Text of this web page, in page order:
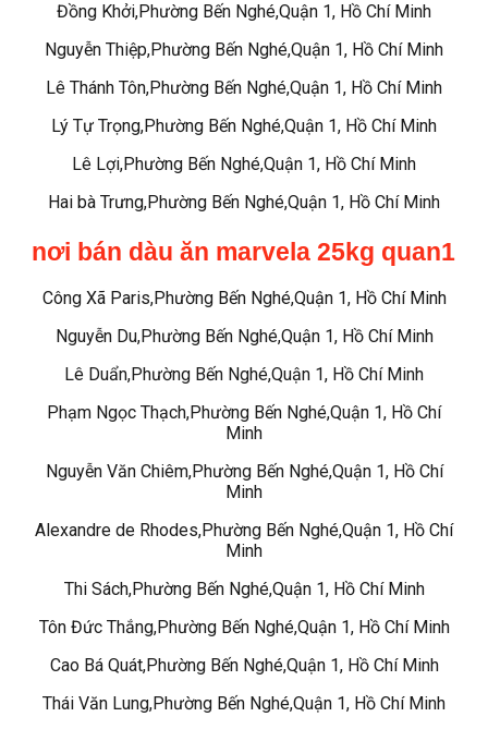
Đồng Khởi,Phường Bến Nghé,Quận 1, Hồ Chí Minh
Nguyễn Thiệp,Phường Bến Nghé,Quận 1, Hồ Chí Minh
Lê Thánh Tôn,Phường Bến Nghé,Quận 1, Hồ Chí Minh
Lý Tự Trọng,Phường Bến Nghé,Quận 1, Hồ Chí Minh
Lê Lợi,Phường Bến Nghé,Quận 1, Hồ Chí Minh
Hai bà Trưng,Phường Bến Nghé,Quận 1, Hồ Chí Minh
nơi bán dàu ăn marvela 25kg quan1
Công Xã Paris,Phường Bến Nghé,Quận 1, Hồ Chí Minh
Nguyễn Du,Phường Bến Nghé,Quận 1, Hồ Chí Minh
Lê Duẩn,Phường Bến Nghé,Quận 1, Hồ Chí Minh
Phạm Ngọc Thạch,Phường Bến Nghé,Quận 1, Hồ Chí
Minh
Nguyễn Văn Chiêm,Phường Bến Nghé,Quận 1, Hồ Chí
Minh
Alexandre de Rhodes,Phường Bến Nghé,Quận 1, Hồ Chí
Minh
Thi Sách,Phường Bến Nghé,Quận 1, Hồ Chí Minh
Tôn Đức Thắng,Phường Bến Nghé,Quận 1, Hồ Chí Minh
Cao Bá Quát,Phường Bến Nghé,Quận 1, Hồ Chí Minh
Thái Văn Lung,Phường Bến Nghé,Quận 1, Hồ Chí Minh